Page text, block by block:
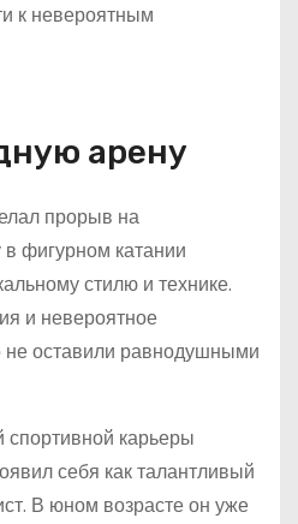
к невероятным
арену
прорыв на
фигурном катании
стилю и технике.
и невероятное
оставили равнодушными
карьеры
себя как талантливый
В юном возрасте он уже